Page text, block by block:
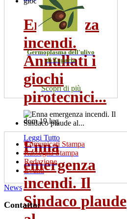
Emergenza
incendi.
Annullati i
giochi
pirotecnici...
dom 19 lug
Leggi Tutto
Enna
emergenza
incendi. Il
Sindaco plaude
Germoplasma dell'ulivo
di Zagaria
Scopri di più
Comunicati Stampa
Rassegna Stampa
Redazione
Eventi
News
Contatto: